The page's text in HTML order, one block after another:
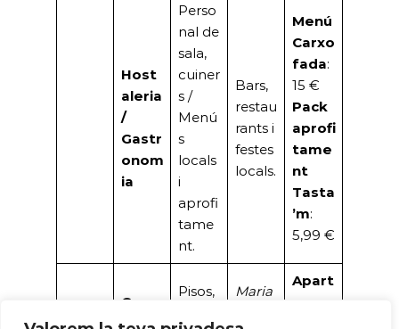
Host
aleria
/
Gastr
onom
ia
Perso
nal de
sala,
cuiner
s /
Menú
s
locals
i
aprofi
tame
nt.
Bars,
restau
rants i
festes
locals.
Menú
Carxo
fada:
15 €
Pack
aprofi
tame
nt
Tasta
’m:
5,99 €
Com
pra-
Pisos,
Maria
Apart